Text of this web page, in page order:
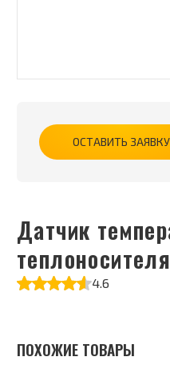
Датчик температуры уличный/
теплоносителя
4.6
ОСТАВИТЬ ЗАЯВКУ
ПОХОЖИЕ ТОВАРЫ